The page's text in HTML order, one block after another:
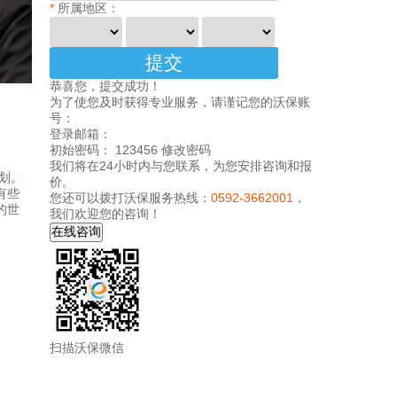
。
些
世
*所属地区：
恭喜您，提交成功！
为了使您及时获得专业服务，请谨记您的沃保账
号：
登录邮箱：
初始密码： 123456 修改密码
我们将在24小时内与您联系，为您安排咨询和报
价。
您还可以拨打沃保服务热线： 0592-3662001 ，
我们欢迎您的咨询！
扫描沃保微信